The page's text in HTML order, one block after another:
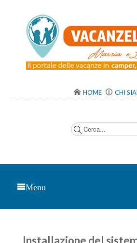
HOME CHI
Menu
Installazione del